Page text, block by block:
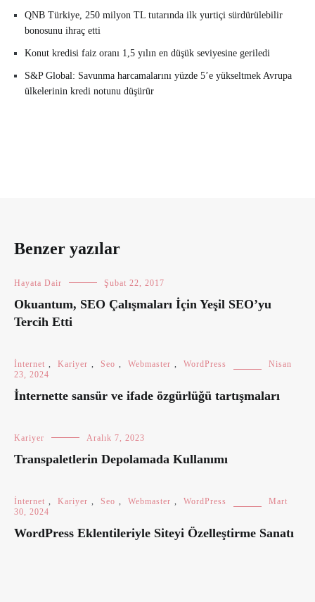
QNB Türkiye, 250 milyon TL tutarında ilk yurtiçi sürdürülebilir
bonosunu ihraç etti
Konut kredisi faiz oranı 1,5 yılın en düşük seviyesine geriledi
S&P Global: Savunma harcamalarını yüzde 5’e yükseltmek Avrupa
ülkelerinin kredi notunu düşürür
Benzer yazılar
Hayata Dair Şubat 22, 2017
Okuantum, SEO Çalışmaları İçin Yeşil SEO’yu
Tercih Etti
İnternet , Kariyer , Seo , Webmaster , WordPress
Nisan
23, 2024
İnternette sansür ve ifade özgürlüğü tartışmaları
Kariyer Aralık 7, 2023
Transpaletlerin Depolamada Kullanımı
İnternet , Kariyer , Seo , Webmaster , WordPress
Mart
30, 2024
WordPress Eklentileriyle Siteyi Özelleştirme Sanatı